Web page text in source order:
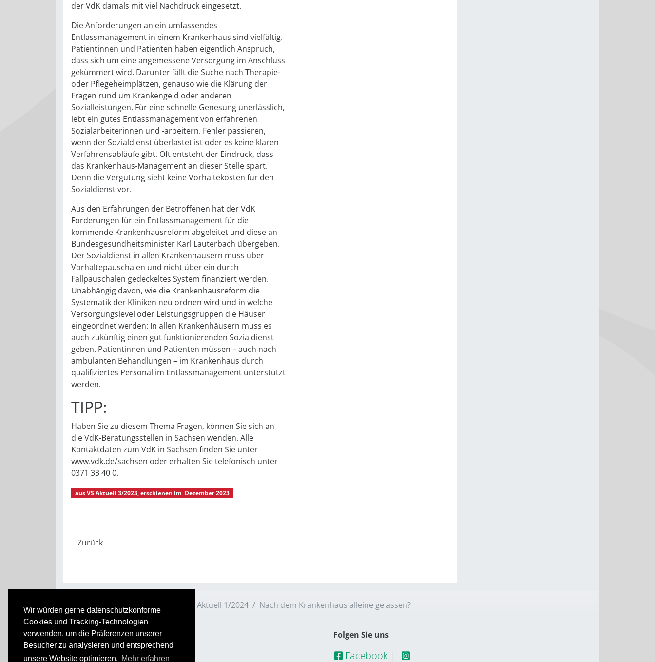
Wir würden gerne datenschutzkonforme
Cookies und Tracking-Technologien
verwenden, um die Präferenzen unserer
Besucher zu analysieren und entsprechend
unsere Website optimieren. Mehr erfahren
der VdK damals mit viel Nachdruck eingesetzt.
Die Anforderungen an ein umfassendes
Entlassmanagement in einem Krankenhaus sind vielfältig.
Patientinnen und Patienten haben eigentlich Anspruch,
dass sich um eine angemessene Versorgung im Anschluss
gekümmert wird. Darunter fällt die Suche nach Therapie-
oder Pflegeheimplätzen, genauso wie die Klärung der
Fragen rund um Krankengeld oder anderen
Sozialleistungen. Für eine schnelle Genesung unerlässlich,
lebt ein gutes Entlassmanagement von erfahrenen
Sozialarbeiterinnen und -arbeitern. Fehler passieren,
wenn der Sozialdienst überlastet ist oder es keine klaren
Verfahrensabläufe gibt. Oft entsteht der Eindruck, dass
das Krankenhaus-Management an dieser Stelle spart.
Denn die Vergütung sieht keine Vorhaltekosten für den
Sozialdienst vor.
Aus den Erfahrungen der Betroffenen hat der VdK
Forderungen für ein Entlassmanagement für die
kommende Krankenhausreform abgeleitet und diese an
Bundesgesundheitsminister Karl Lauterbach übergeben.
Der Sozialdienst in allen Krankenhäusern muss über
Vorhaltepauschalen und nicht über ein durch
Fallpauschalen gedeckeltes System finanziert werden.
Unabhängig davon, wie die Krankenhausreform die
Systematik der Kliniken neu ordnen wird und in welche
Versorgungslevel oder Leistungsgruppen die Häuser
eingeordnet werden: In allen Krankenhäusern muss es
auch zukünftig einen gut funktionierenden Sozialdienst
geben. Patientinnen und Patienten müssen – auch nach
ambulanten Behandlungen – im Krankenhaus durch
qualifiziertes Personal im Entlassmanagement unterstützt
werden.
TIPP:
Haben Sie zu diesem Thema Fragen, können Sie sich an
die VdK-Beratungsstellen in Sachsen wenden. Alle
Kontaktdaten zum VdK in Sachsen finden Sie unter
www.vdk.de/sachsen oder erhalten Sie telefonisch unter
0371 33 40 0.
ausVS Aktuell 3/2023, erschienen im Dezember 2023
VS Aktuell Ausgaben VS Aktuell 1/2024 Nach dem Krankenhaus alleine gelassen?
Folgen Sie uns
Facebook |